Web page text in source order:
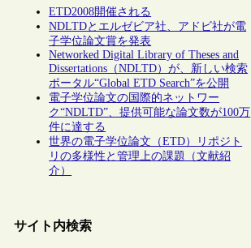
ETD2008開催される
NDLTDとエルゼビア社、アドビ社が電
子学位論文賞を発表
Networked Digital Library of Theses and
Dissertations（NDLTD）が、新しい検索
ポータル“Global ETD Search”を公開
電子学位論文の国際的ネットワー
ク“NDLTD”、提供可能な論文数が100万
件に達する
世界の電子学位論文（ETD）リポジト
リの多様性と管理上の課題（文献紹
介）
サイト内検索